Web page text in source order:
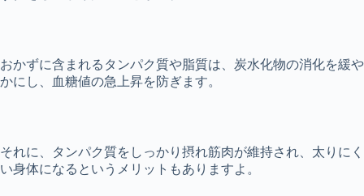
おかずに含まれるタンパク質や脂質は、炭水化物の消化を緩や
かにし、血糖値の急上昇を防ぎます。
それに、タンパク質をしっかり摂れ筋肉が維持され、太りにく
い身体になるというメリットもありますよ。